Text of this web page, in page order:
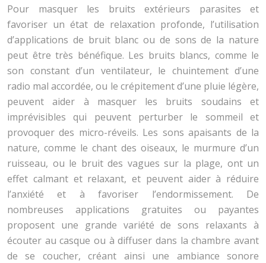
Pour masquer les bruits extérieurs parasites et
favoriser un état de relaxation profonde, l’utilisation
d’applications de bruit blanc ou de sons de la nature
peut être très bénéfique. Les bruits blancs, comme le
son constant d’un ventilateur, le chuintement d’une
radio mal accordée, ou le crépitement d’une pluie légère,
peuvent aider à masquer les bruits soudains et
imprévisibles qui peuvent perturber le sommeil et
provoquer des micro-réveils. Les sons apaisants de la
nature, comme le chant des oiseaux, le murmure d’un
ruisseau, ou le bruit des vagues sur la plage, ont un
effet calmant et relaxant, et peuvent aider à réduire
l’anxiété et à favoriser l’endormissement. De
nombreuses applications gratuites ou payantes
proposent une grande variété de sons relaxants à
écouter au casque ou à diffuser dans la chambre avant
de se coucher, créant ainsi une ambiance sonore